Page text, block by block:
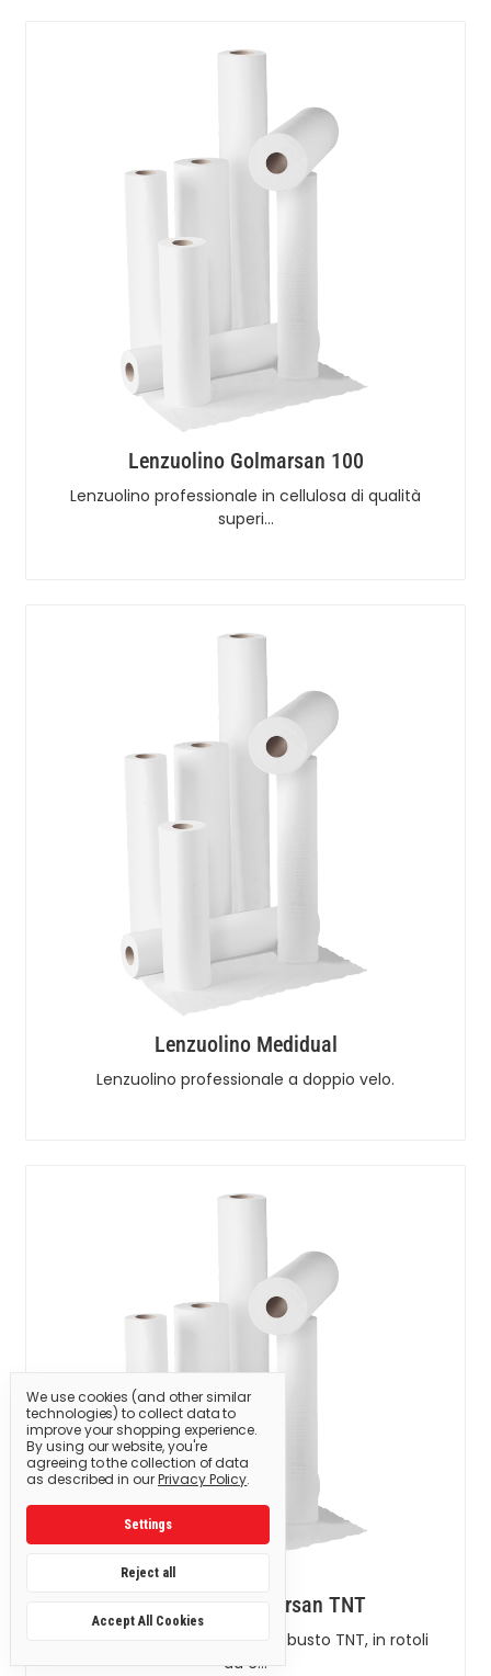
Lenzuolino Golmarsan 100
Lenzuolino professionale in cellulosa di qualità
superi…
Lenzuolino Medidual
Lenzuolino professionale a doppio velo.
Lenzuolino Golmarsan TNT
Lenzuolino professionale in robusto TNT, in rotoli
da 6…
We use cookies (and other similar
technologies) to collect data to
improve your shopping experience.
By using our website, you're
agreeing to the collection of data
as described in ourPrivacy Policy.
Settings
Reject all
Accept All Cookies